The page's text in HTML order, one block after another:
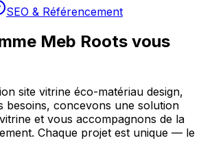
SEO & Référencement
Meb Roots vous
site vitrine éco-matériau design,
besoins, concevons une solution
et vous accompagnons de la
Chaque projet est unique — le